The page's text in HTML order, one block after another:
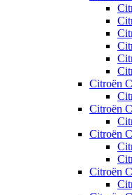
Citroën
Citroën
Citroën
Citroën